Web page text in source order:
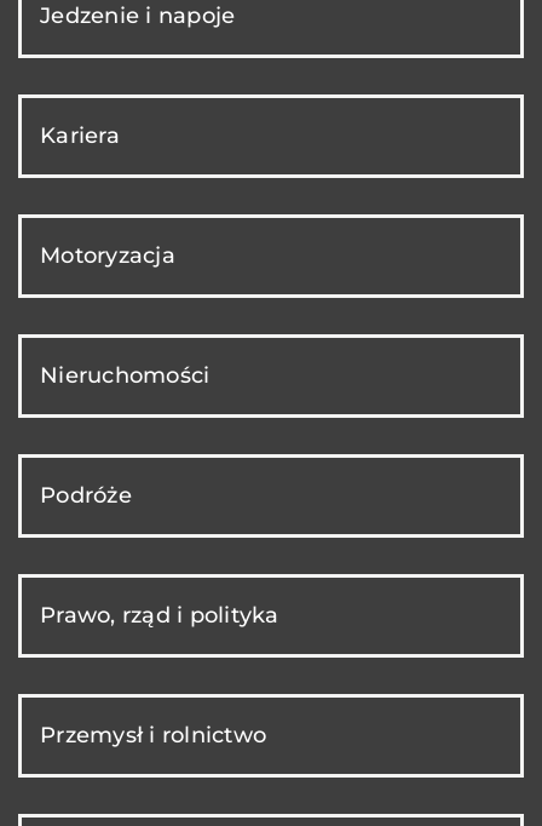
Jedzenie i napoje
Kariera
Motoryzacja
Nieruchomości
Podróże
Prawo, rząd i polityka
Przemysł i rolnictwo